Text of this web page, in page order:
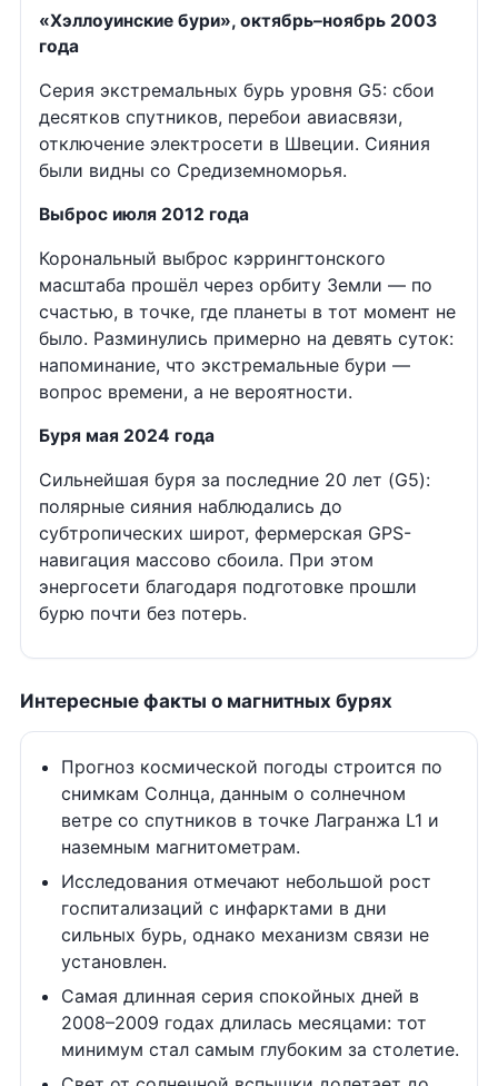
«Хэллоуинские бури», октябрь–ноябрь 2003
года
Серия экстремальных бурь уровня G5: сбои
десятков спутников, перебои авиасвязи,
отключение электросети в Швеции. Сияния
были видны со Средиземноморья.
Выброс июля 2012 года
Корональный выброс кэррингтонского
масштаба прошёл через орбиту Земли — по
счастью, в точке, где планеты в тот момент не
было. Разминулись примерно на девять суток:
напоминание, что экстремальные бури —
вопрос времени, а не вероятности.
Буря мая 2024 года
Сильнейшая буря за последние 20 лет (G5):
полярные сияния наблюдались до
субтропических широт, фермерская GPS-
навигация массово сбоила. При этом
энергосети благодаря подготовке прошли
бурю почти без потерь.
Интересные факты о магнитных бурях
Прогноз космической погоды строится по
снимкам Солнца, данным о солнечном
ветре со спутников в точке Лагранжа L1 и
наземным магнитометрам.
Исследования отмечают небольшой рост
госпитализаций с инфарктами в дни
сильных бурь, однако механизм связи не
установлен.
Самая длинная серия спокойных дней в
2008–2009 годах длилась месяцами: тот
минимум стал самым глубоким за столетие.